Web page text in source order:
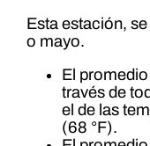
Esta estación,
o mayo.
El
través de
el de las
(68 °F).